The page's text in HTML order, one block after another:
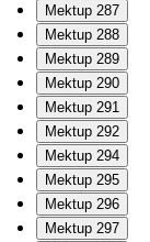
Mektup 287
Mektup 288
Mektup 289
Mektup 290
Mektup 291
Mektup 292
Mektup 294
Mektup 295
Mektup 296
Mektup 297